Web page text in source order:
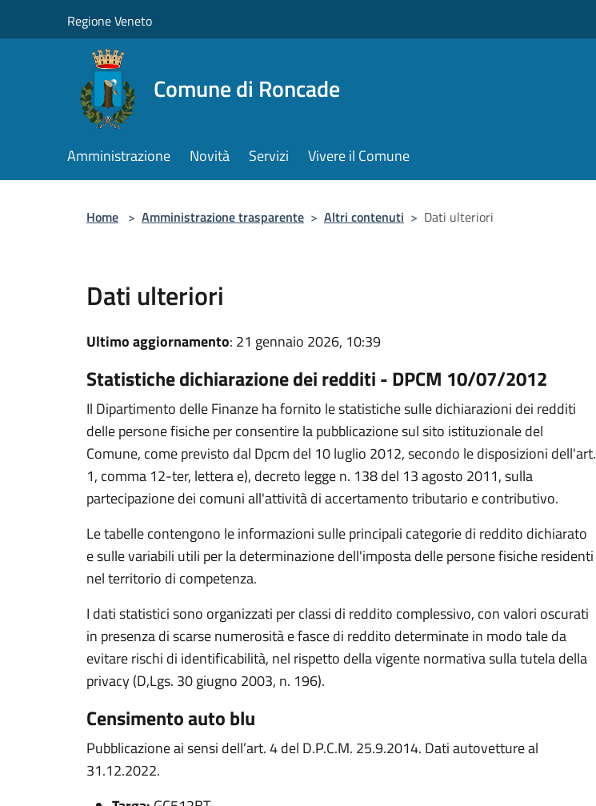
Regione Veneto
Comune di Roncade
Amministrazione Novità Servizi Vivere il Comune
Home > Amministrazione trasparente > Altri contenuti > Dati ulteriori
Dati ulteriori
Ultimo aggiornamento: 21 gennaio 2026, 10:39
Statistiche dichiarazione dei redditi - DPCM 10/07/2012
Il Dipartimento delle Finanze ha fornito le statistiche sulle dichiarazioni dei redditi
delle persone fisiche per consentire la pubblicazione sul sito istituzionale del
Comune, come previsto dal Dpcm del 10 luglio 2012, secondo le disposizioni dell'art.
1, comma 12-ter, lettera e), decreto legge n. 138 del 13 agosto 2011, sulla
partecipazione dei comuni all'attività di accertamento tributario e contributivo.
Le tabelle contengono le informazioni sulle principali categorie di reddito dichiarato
e sulle variabili utili per la determinazione dell'imposta delle persone fisiche residenti
nel territorio di competenza.
I dati statistici sono organizzati per classi di reddito complessivo, con valori oscurati
in presenza di scarse numerosità e fasce di reddito determinate in modo tale da
evitare rischi di identificabilità, nel rispetto della vigente normativa sulla tutela della
privacy (D,Lgs. 30 giugno 2003, n. 196).
Censimento auto blu
Pubblicazione ai sensi dell’art. 4 del D.P.C.M. 25.9.2014. Dati autovetture al
31.12.2022.